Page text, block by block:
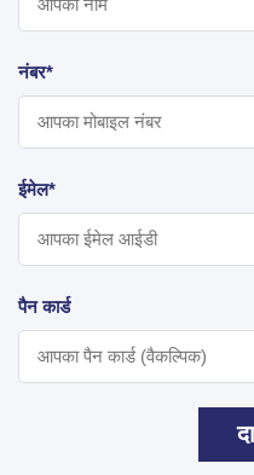
नंबर*
ईमेल*
पैन कार्ड